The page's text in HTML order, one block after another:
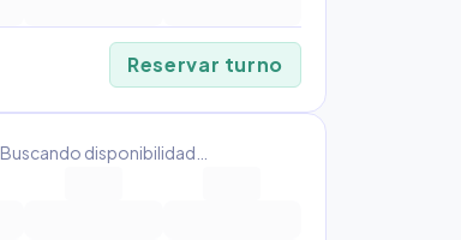
Reservar turno
Buscando disponibilidad…